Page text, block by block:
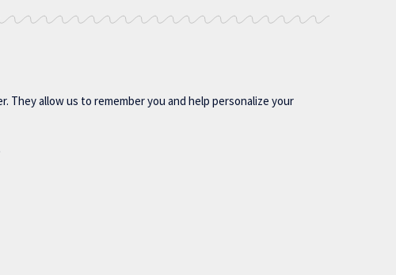
They allow us to remember you and help personalize your